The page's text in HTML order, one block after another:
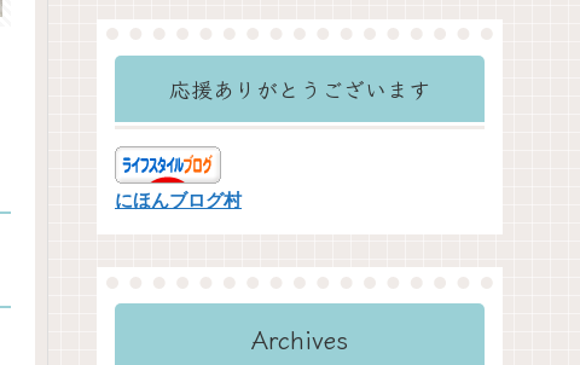
応援ありがとうございます
にほんブログ村
Archives